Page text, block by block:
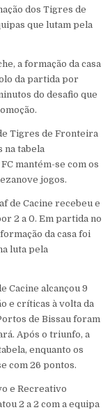
dos Tigres de
que lutam pela
a formação da casa
da partida por
do desafio que
Tigres de Fronteira
na tabela
mantém-se com os
jogos.
de Cacine recebeu e
2 a 0. Em partida no
da casa foi
luta pela
Cacine alcançou 9
e críticas à volta da
de Bissau foram
Após o triunfo, a
enquanto os
com 26 pontos.
e Recreativo
2 a 2 com a equipa